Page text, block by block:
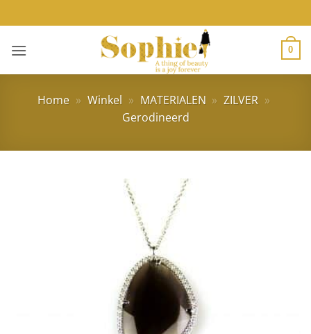
naar
inhoud
0
Home » Winkel » MATERIALEN » ZILVER »
Gerodineerd